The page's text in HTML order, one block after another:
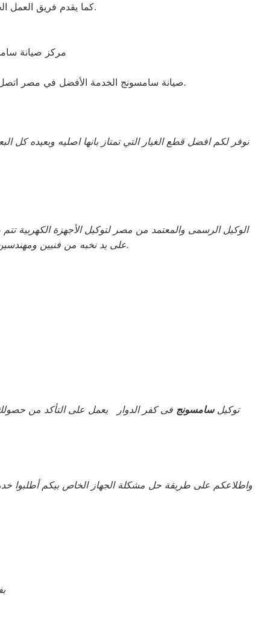
كما يقدم فريق العمل الخاص بمركز الصيانة كافة الاستشارات والمساعدات لإصلاح كافة أنواع الأضرار والأعطال في وقت قصير دون ترك أي مخلفات في المكان.
. مركز صيانة
صيانة سامسونج الخدمة الأفضل في مصربضمان عام نرسل لك فني صيانة سامسونج اليوم.
نوفر لكم افضل قطع الغيار التي تمتاز بانها اصليه وبعيده كل
الوكيل الرسمى والمعتمد من مصر لتوكيل الأجهزة
على يد نخبه من فنيين.
توكيل سامسونج فى كفر الدوار يعمل على التأكد من
واطلاعكم على طريقة حل مشكلة الجهاز الخاص بيكم أطلبوا